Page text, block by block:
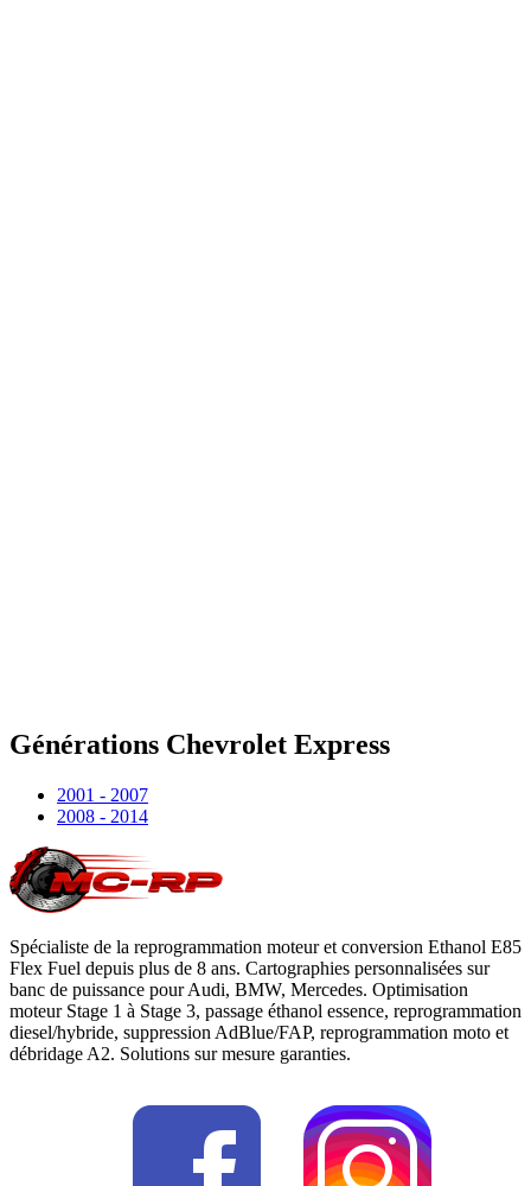
Générations Chevrolet Express
2001 - 2007
2008 - 2014
Spécialiste de la reprogrammation moteur et conversion Ethanol E85
Flex Fuel depuis plus de 8 ans. Cartographies personnalisées sur
banc de puissance pour Audi, BMW, Mercedes. Optimisation
moteur Stage 1 à Stage 3, passage éthanol essence, reprogrammation
diesel/hybride, suppression AdBlue/FAP, reprogrammation moto et
débridage A2. Solutions sur mesure garanties.